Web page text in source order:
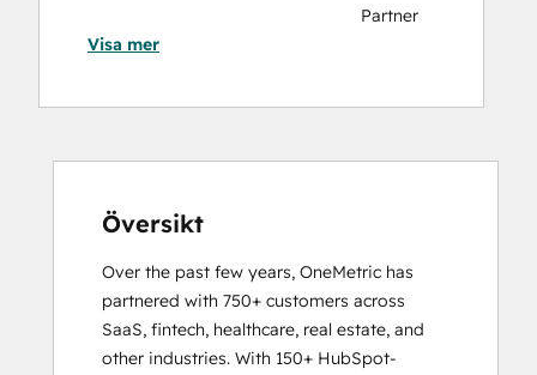
Partner
Integrations
Email
Visa mer
Översikt
Over the past few years, OneMetric has
partnered with 750+ customers across
SaaS, fintech, healthcare, real estate, and
other industries. With 150+ HubSpot-